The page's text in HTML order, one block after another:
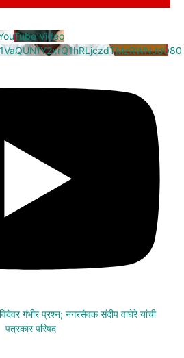
Video
गंभीर प्रश्न; नगरसेवक संदीप वाघेरे यांची
पत्रकार परिषद